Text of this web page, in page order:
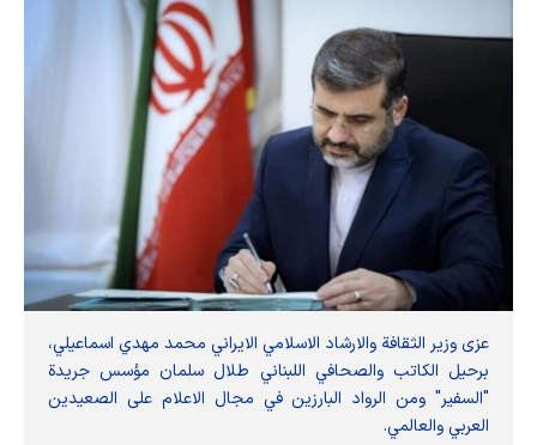
عزى وزير الثقافة والارشاد الاسلامي الايراني محمد مهدي اسماعيلي،
برحيل الكاتب والصحافي اللبناني طلال سلمان مؤسس جريدة
"السفير" ومن الرواد البارزين في مجال الاعلام على الصعيدين
العربي والعالمي.